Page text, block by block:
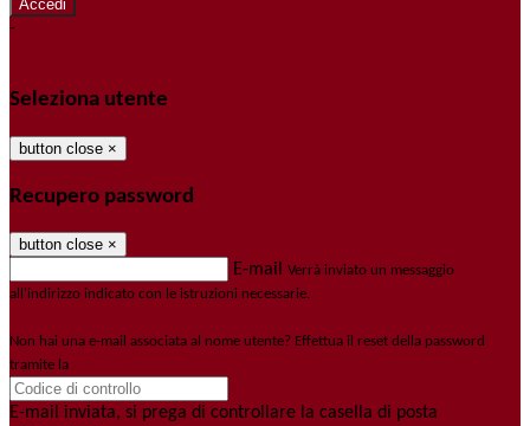
-
Seleziona utente
button close ×
Recupero password
button close ×
E-mail Verrà inviato un messaggio
all'indirizzo indicato con le istruzioni necessarie.
Non hai una e-mail associata al nome utente? Effettua il reset della password
tramite la
E-mail inviata, si prega di controllare la casella di posta